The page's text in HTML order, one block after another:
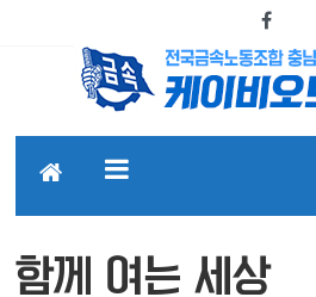
함께 여는 세상